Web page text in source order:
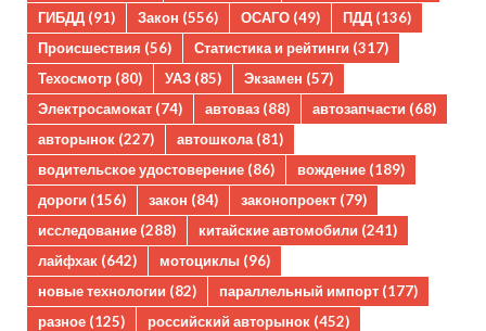
ГИБДД (91) Закон (556) ОСАГО (49) ПДД (136)
Происшествия (56) Статистика и рейтинги (317)
Техосмотр (80) УАЗ (85) Экзамен (57)
Электросамокат (74) автоваз (88) автозапчасти (68)
авторынок (227) автошкола (81)
водительское удостоверение (86) вождение (189)
дороги (156) закон (84) законопроект (79)
исследование (288) китайские автомобили (241)
лайфхак (642) мотоциклы (96)
новые технологии (82) параллельный импорт (177)
разное (125) российский авторынок (452)